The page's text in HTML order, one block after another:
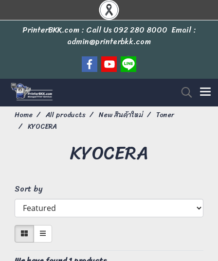
PrinterBKK.com : Call Us092 280 8000 Email :
admin@printerbkk.com
Home All products New สินค้าใหม่
Toner
KYOCERA
KYOCERA
Sort by